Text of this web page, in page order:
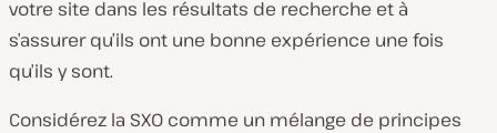
votre site dans les résultats de recherche et à
s’assurer qu’ils ont une bonne expérience une fois
qu’ils y sont.
Considérez la SXO comme un mélange de principes